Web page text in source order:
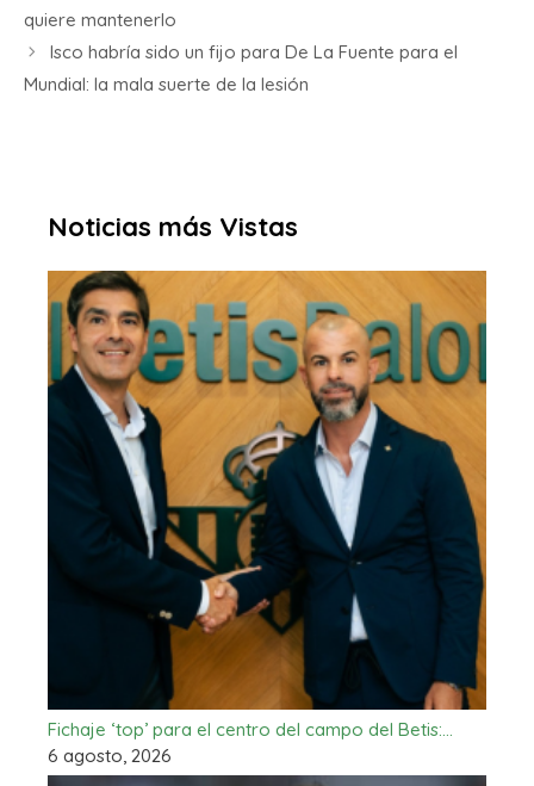
quiere mantenerlo
Isco habría sido un fijo para De La Fuente para el
Mundial: la mala suerte de la lesión
Noticias más Vistas
Fichaje ‘top’ para el centro del campo del Betis:…
6 agosto, 2026